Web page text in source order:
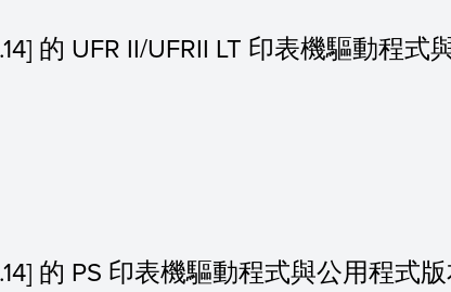
的 UFR II/UFRII LT 印表機驅動程式
的 PS 印表機驅動程式與公用程式版